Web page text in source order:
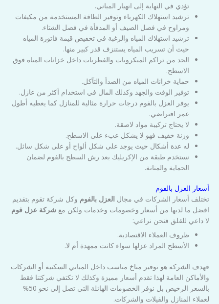
تؤدي في النهاية إلى انهيار المباني.
ترشيد استهلاك الكهرباء وتوفير الطاقة المستخدمة من مكيفات
ومراوح في فصل الصيف أو المدفأة في فصل الشتاء.
ترشيد استهلاك المياه والرغبة في تخفيض قيمة فاتورة المياه
حيث أن تسريب المياه يستنزف قدر كبير منها.
الحد من تراكم الميكروبات والفطريات داخل خزانات المياه فوق
الاسطح.
حماية خزانات المياه من الصدأ والتآكل.
توفير الوقت والجهد وكذلك المال في استخدام أكثر من عازل.
يوفر العزل بالفوم درجات حرارة مثالية للمنازل كما يعطيه أطول
عمر افتراضي.
لا يحتاج تركيبة مواد لاصقة.
وزنة خفيف فهو لا يشكل عبء على الاسطح.
له عدة أشكال حيث يوجد على شكل ألواح أو على شكل سائل.
نستخدم طبقة من الإكريليك بعد رش السطح بالفوم لضمان
الحماية والمتانة.
أسعار العزل بالفوم
تختلف أسعار الشركات في مجال العزل بالفوم وكل شركة تقوم بتقديم
افضل ما لديها من أسعار وخصومات وخدمات ولكن مع شركة عزل فوم
لا داعي للقلق فنحن نراعي:
ظروف العملاء الاقتصادية.
الأسطح المراد عزلها سواء كانت ممهدة أم لا.
فهدف الشركة هو توفير مناخ مناسب داخل المباني السكنية أو الشركات
والأماكن العامة لهذا تقدم أسعار مميزة وكذلك لا تكتفي شركتنا فقط
بالسعر الرخيص بل نوفر الخصومات الهائلة التي تصل إلى نحو 50%
لعملاء المنازل والفيلات والشركات.